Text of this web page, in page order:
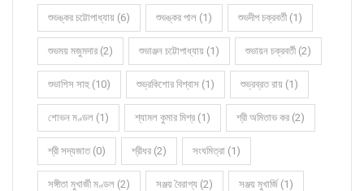
শুভঙ্কর চট্টোপাধ্যায় (6) শুভঙ্কর পাল (1) শুভদীপ চক্রবর্তী (1)
শুভময় মজুমদার (2) শুভাঞ্জন চট্টোপাধ্যায় (1) শুভায়ন চক্রবর্তী (2)
শুভাশিস সাহু (10) শুভ্রকিশোর বিশ্বাস (1) শুভ্রব্রত রায় (1)
শোভন মণ্ডল (1) শ্যামল কুমার মিশ্র (1) শ্রী অমিতাভ কর (2)
শ্রী সদ্যজাত (0) শ্রীধর (2) সংঘমিত্রা (1)
সঙ্গীতা মুখার্জী মণ্ডল (2) সঞ্জয় বৈরাগ্য (2) সঞ্জয় মুখার্জি (1)